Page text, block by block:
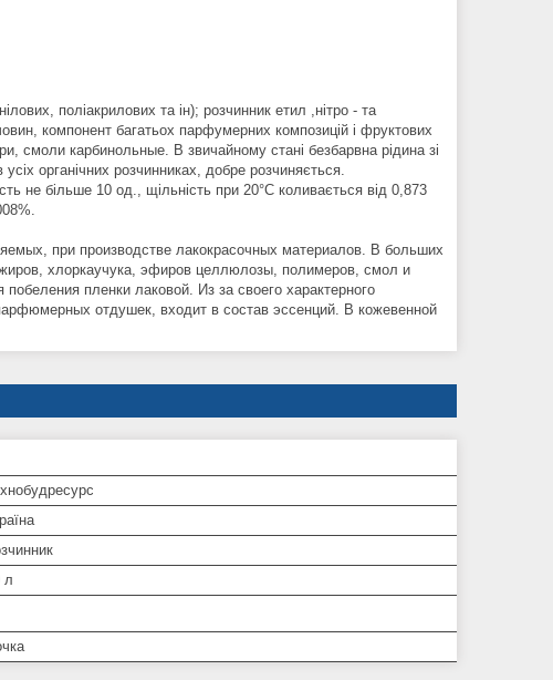
поліакрилових та ін); розчинник етил ,нітро - та
компонент багатьох парфумерних композицій і фруктових
смоли карбинольные. В звичайному стані безбарвна рідина зі
органічних розчинниках, добре розчиняється.
не більше 10 од., щільність при 20°C коливається від 0,873
при производстве лакокрасочных материалов. В больших
хлоркаучука, эфиров целлюлозы, полимеров, смол и
пленки лаковой. Из за своего характерного
отдушек, входит в состав эссенций. В кожевенной
л